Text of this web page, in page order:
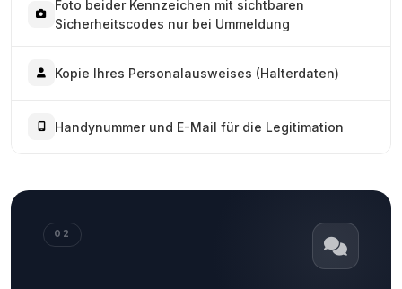
Foto beider Kennzeichen mit sichtbaren
Sicherheitscodes nur bei Ummeldung
Kopie Ihres Personalausweises (Halterdaten)
Handynummer und E-Mail für die Legitimation
02